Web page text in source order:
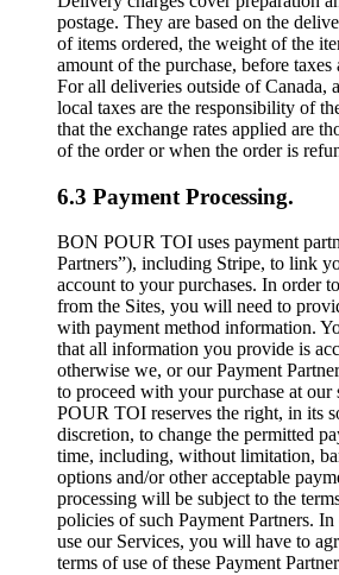
postage. They are based on the
of items ordered, the weight of the
amount of the purchase, before
For all deliveries outside of Canada,
local taxes are the responsibility of
that the exchange rates applied are
of the order or when the order is
6.3 Payment Processing.
BON POUR TOI uses payment
Partners”), including Stripe, to link
account to your purchases. In order
from the Sites, you will need to
with payment method information.
that all information you provide is
otherwise we, or our Payment
to proceed with your purchase at
POUR TOI reserves the right, in its
discretion, to change the permitted
time, including, without limitation,
options and/or other acceptable
processing will be subject to the
policies of such Payment Partners.
use our Services, you will have to
terms of use of these Payment